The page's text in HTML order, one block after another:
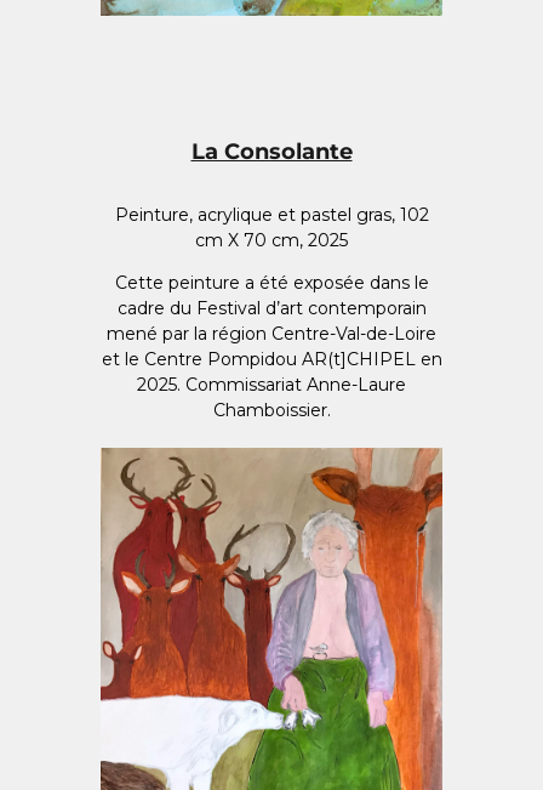
La Consolante
Peinture, acrylique et pastel gras, 102
cm X 70 cm, 2025
Cette peinture a été exposée dans le
cadre du Festival d’art contemporain
mené par la région Centre-Val-de-Loire
et le Centre Pompidou AR(t]CHIPEL en
2025. Commissariat Anne-Laure
Chamboissier.